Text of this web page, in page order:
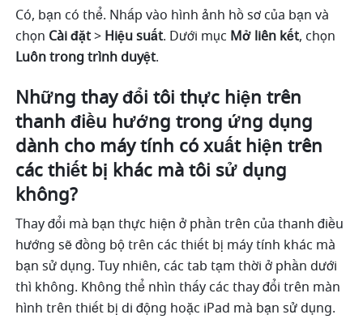
Có, bạn có thể. Nhấp vào hình ảnh hồ sơ của bạn và
chọn Cài đặt > Hiệu suất. Dưới mục Mở liên kết
Luôn trong trình duyệt.
Những thay đổi tôi thực hiện trên
thanh điều hướng trong ứng dụng
dành cho máy tính có xuất hiện trên
các thiết bị khác mà tôi sử dụng
không?
Thay đổi mà bạn thực hiện ở phần trên của thanh điều
hướng sẽ đồng bộ trên các thiết bị máy tính khác mà
bạn sử dụng. Tuy nhiên, các tab tạm thời ở phần dưới
thì không. Không thể nhìn thấy các thay đổi trên màn
hình trên thiết bị di động hoặc iPad mà bạn sử dụng.